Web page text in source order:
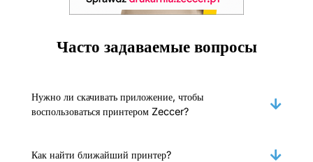
Часто задаваемые вопросы
Нужно ли скачивать приложение, чтобы
воспользоваться принтером Zeccer?
Как найти ближайший принтер?